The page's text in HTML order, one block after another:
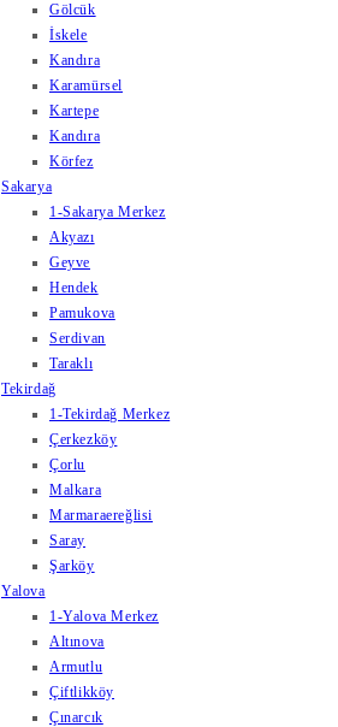
Gölcük
İskele
Kandıra
Karamürsel
Kartepe
Kandıra
Körfez
Sakarya
1-Sakarya Merkez
Akyazı
Geyve
Hendek
Pamukova
Serdivan
Taraklı
Tekirdağ
1-Tekirdağ Merkez
Çerkezköy
Çorlu
Malkara
Marmaraereğlisi
Saray
Şarköy
Yalova
1-Yalova Merkez
Altınova
Armutlu
Çiftlikköy
Çınarcık